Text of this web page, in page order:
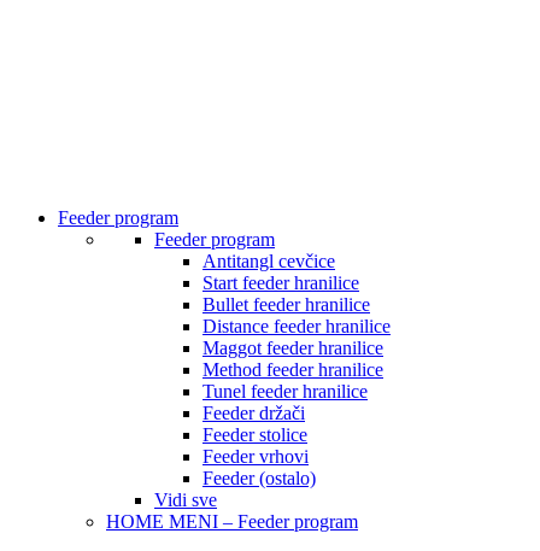
Feeder program
Feeder program
Antitangl cevčice
Start feeder hranilice
Bullet feeder hranilice
Distance feeder hranilice
Maggot feeder hranilice
Method feeder hranilice
Tunel feeder hranilice
Feeder držači
Feeder stolice
Feeder vrhovi
Feeder (ostalo)
Vidi sve
HOME MENI – Feeder program